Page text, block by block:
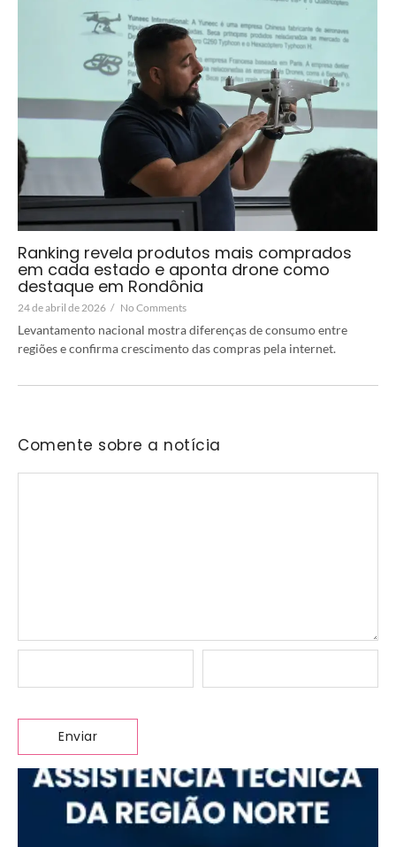
Ranking revela produtos mais comprados
em cada estado e aponta drone como
destaque em Rondônia
24 de abril de 2026 / No Comments
Levantamento nacional mostra diferenças de consumo entre
regiões e confirma crescimento das compras pela internet.
Comente sobre a notícia